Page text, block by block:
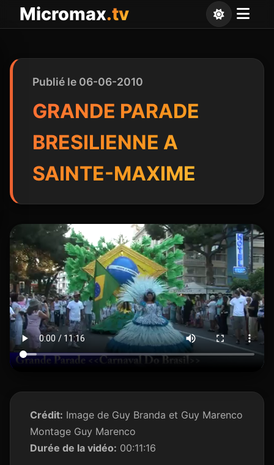
Micromax.tv
Publié le 06-06-2010
GRANDE PARADE
BRESILIENNE A
SAINTE-MAXIME
Crédit: Image de Guy Branda et Guy Marenco
Montage Guy Marenco
Durée de la vidéo: 00:11:16
Panneau de gestion des cookies